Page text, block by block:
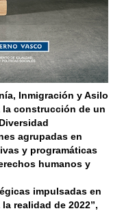
Inmigración y Asilo
la construcción de un
agrupadas en
y programáticas
humanos y
impulsadas en
realidad de 2022”,